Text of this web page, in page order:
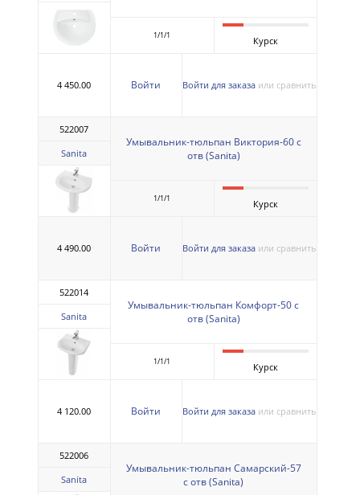
1/1/1 Курск
4 450.00 Войти Войти для заказа или сравнить
522007
Sanita
Умывальник-тюльпан Виктория-60 с
отв (Sanita)
1/1/1 Курск
4 490.00 Войти Войти для заказа или сравнить
522014
Sanita
Умывальник-тюльпан Комфорт-50 с
отв (Sanita)
1/1/1 Курск
4 120.00 Войти Войти для заказа или сравнить
522006
Sanita
Умывальник-тюльпан Самарский-57
с отв (Sanita)